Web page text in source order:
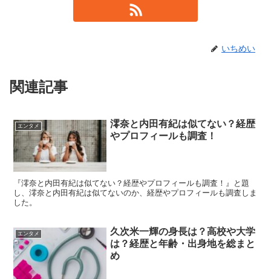
いちめい
関連記事
エンタメ
澪奈と内田有紀は似てない？経歴
やプロフィールも調査！
『澪奈と内田有紀は似てない？経歴やプロフィールも調査！』と題
し、澪奈と内田有紀は似てないのか、経歴やプロフィールも調査しま
した。
エンタメ
久次米一輝の身長は？高校や大学
は？経歴と年齢・出身地を総まと
め